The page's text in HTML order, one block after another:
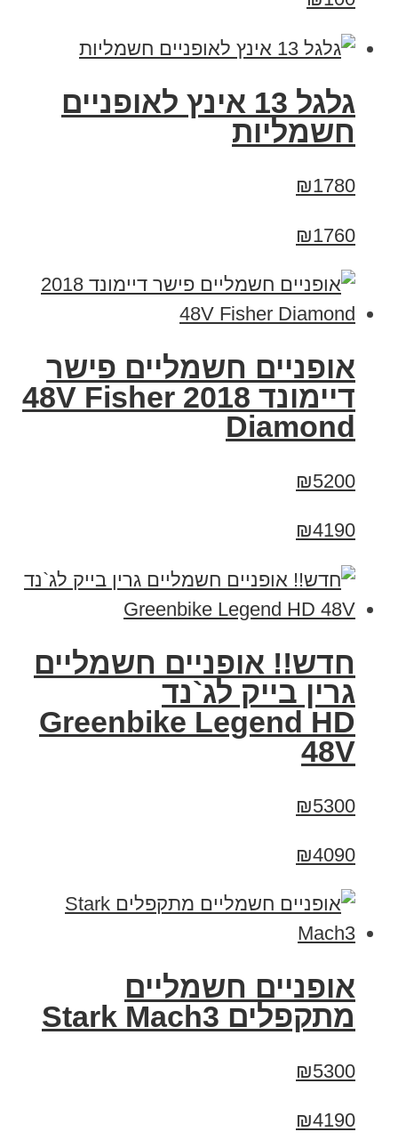
גלגל 13 אינץ לאופניים
חשמליות
₪1780
₪1760
אופניים חשמליים פישר
דיימונד 2018 48V Fisher
Diamond
₪5200
₪4190
חדש!! אופניים חשמליים
גרין בייק לג`נד
Greenbike Legend HD
48V
₪5300
₪4090
‏אופניים חשמליים
‏מתקפלים Stark Mach3
₪5300
₪4190